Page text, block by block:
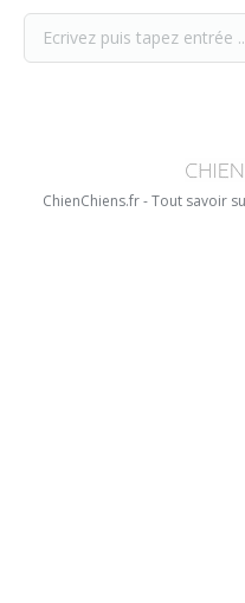
ChienChiens.fr - Tout savoir